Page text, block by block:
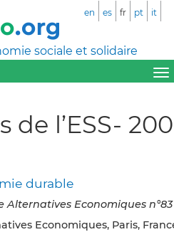
sociale et solidaire
en es fr pt it
l’ESS-
durable
Alternatives Economiques n°83
Economiques, Paris,